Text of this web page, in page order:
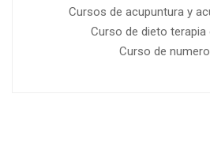
Cursos de acupuntura y
Curso de dieto terapia
Curso de